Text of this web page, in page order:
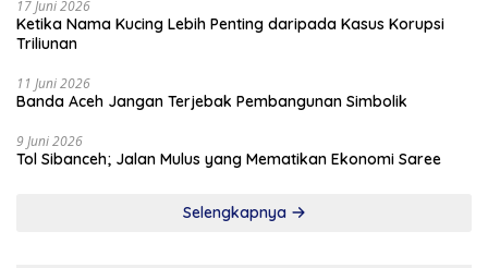
17 Juni 2026
Ketika Nama Kucing Lebih Penting daripada Kasus Korupsi
Triliunan
11 Juni 2026
Banda Aceh Jangan Terjebak Pembangunan Simbolik
9 Juni 2026
Tol Sibanceh; Jalan Mulus yang Mematikan Ekonomi Saree
Selengkapnya